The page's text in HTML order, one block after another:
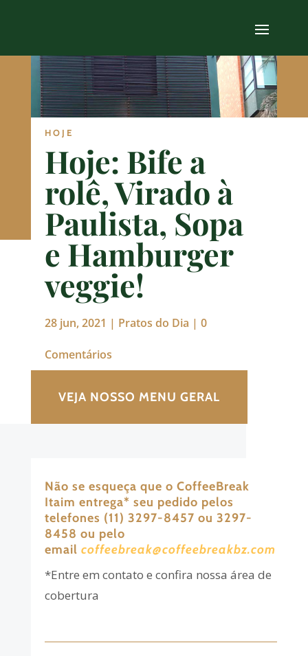
HOJE
Hoje: Bife a
rolê, Virado à
Paulista, Sopa
e Hamburger
veggie!
28 jun, 2021 | Pratos do Dia | 0
Comentários
VEJA NOSSO MENU GERAL
Não se esqueça que o CoffeeBreak
Itaim entrega* seu pedido pelos
telefones (11) 3297-8457 ou 3297-
8458 ou pelo
email coffeebreak@coffeebreakbz.com
*Entre em contato e confira nossa área de
cobertura